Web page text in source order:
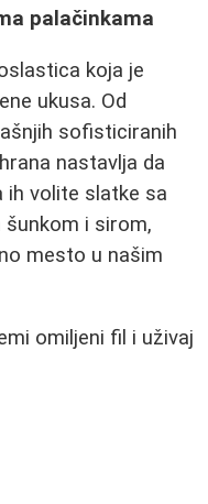
palačinkama
koja je
ukusa. Od
sofisticiranih
nastavlja da
ih volite slatke sa
i sirom,
mesto u našim
omiljeni fil i uživaj